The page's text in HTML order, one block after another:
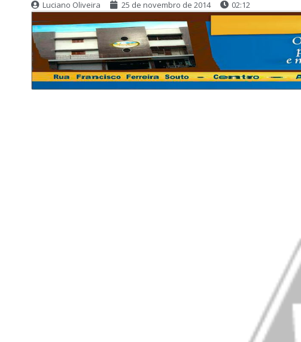
Luciano Oliveira 25 de novembro de 2014 02:12